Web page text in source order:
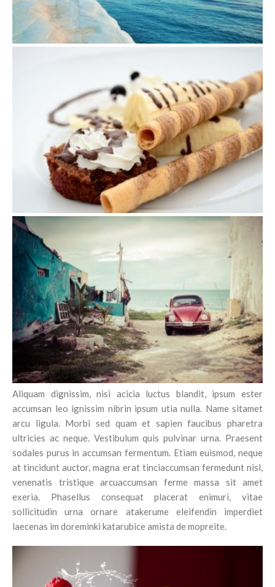
Aliquam dignissim, nisi acicia luctus blandit, ipsum ester
accumsan leo ignissim nibrin ipsum utia nulla. Name sitamet
arcu ligula. Morbi sed quam et sapien faucibus pharetra
ultricies ac neque. Vestibulum quis pulvinar urna. Praesent
sodales purus in accumsan fermentum. Etiam euismod, neque
at tincidunt auctor, magna erat tinciaccumsan fermedunt nisl,
venenatis tristique arcuaccumsan ferme massa sit amet
exeria. Phasellus consequat placerat enimuri, vitae
sollicitudin urna ornare atakerume eleifendin imperdiet
laecenas im doreminki katarubice amista de mopreite.